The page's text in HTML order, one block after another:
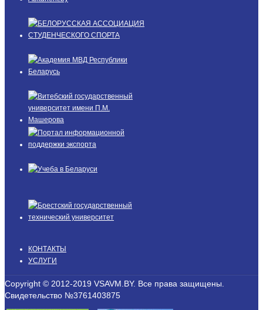
КОНТАКТЫ
УСЛУГИ
Copyright © 2012-2019 VSAVM.BY. Все права защищены.
Свидетельство №3761403875